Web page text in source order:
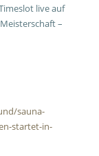
live auf
Meisterschaft –
sauna-
startet-in-